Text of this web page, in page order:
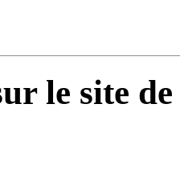
le site